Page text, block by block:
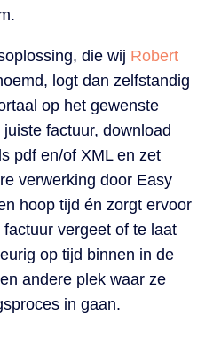
die wij Robert
logt dan zelfstandig
op het gewenste
factuur, download
pdf en/of XML en zet
verwerking door Easy
hoop tijd én zorgt ervoor
vergeet of te laat
op tijd binnen in de
andere plek waar ze
in gaan.